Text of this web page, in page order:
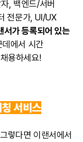
, 백엔드/서버
전문가, UI/UX
서가 등록되어 있는
에서 시간
용하세요!
서비스
렇다면 이랜서에서